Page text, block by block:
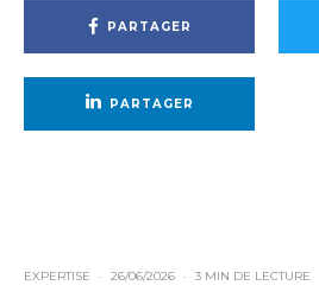
PARTAGER
PARTAGER
EXPERTISE · 26/06/2026 · 3 MIN DE LECTURE